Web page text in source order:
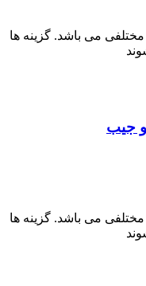
می باشد. گزینه ها
می باشد. گزینه ها